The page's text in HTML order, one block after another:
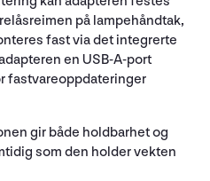
på lampehåndtak,
fast via det integrerte
en USB-A-port
fastvareoppdateringer
gir både holdbarhet og
som den holder vekten